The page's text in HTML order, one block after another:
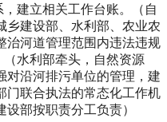
建立相关工作台账。（自
乡建设部、水利部、农业农
治河道管理范围内违法违规
水利部牵头，自然资源
对沿河排污单位的管理，建
门联合执法的常态化工作机
设部按职责分工负责）